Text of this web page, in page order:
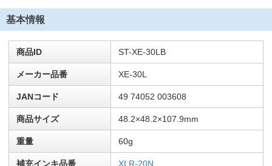
基本情報
商品ID ST-XE-30LB
メーカー品番 XE-30L
JANコード 49 74052 003608
商品サイズ 48.2×48.2×107.9mm
重量 60g
補充インキ品番 XLR-20N